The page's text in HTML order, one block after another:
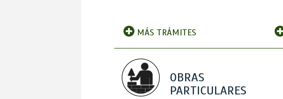
MÁS TRÁMITES
OBRAS
PARTICULARES